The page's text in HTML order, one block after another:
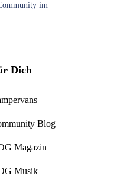
im
Dich
Blog
Magazin
Musik